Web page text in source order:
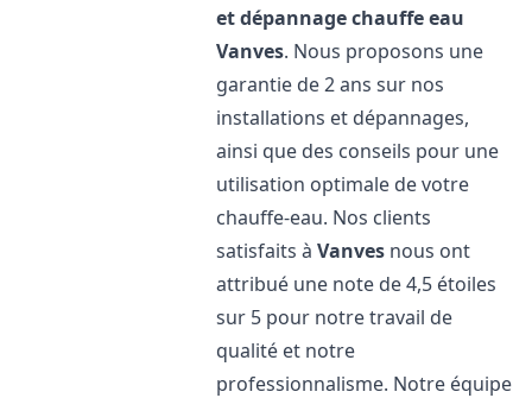
et dépannage chauffe eau
Vanves. Nous proposons une
garantie de 2 ans sur nos
installations et dépannages,
ainsi que des conseils pour une
utilisation optimale de votre
chauffe-eau. Nos clients
satisfaits àVanves nous ont
attribué une note de 4,5 étoiles
sur 5 pour notre travail de
qualité et notre
professionnalisme. Notre équipe